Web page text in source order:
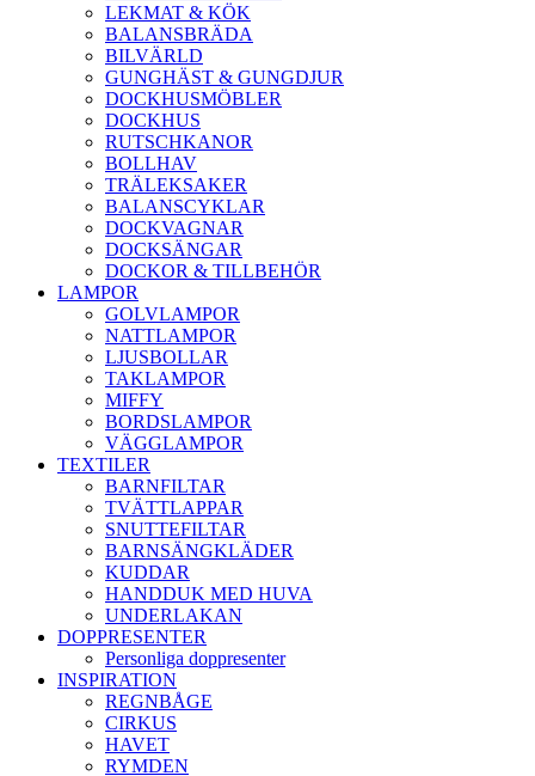
LEKMAT & KÖK
BALANSBRÄDA
BILVÄRLD
GUNGHÄST & GUNGDJUR
DOCKHUSMÖBLER
DOCKHUS
RUTSCHKANOR
BOLLHAV
TRÄLEKSAKER
BALANSCYKLAR
DOCKVAGNAR
DOCKSÄNGAR
DOCKOR & TILLBEHÖR
LAMPOR
GOLVLAMPOR
NATTLAMPOR
LJUSBOLLAR
TAKLAMPOR
MIFFY
BORDSLAMPOR
VÄGGLAMPOR
TEXTILER
BARNFILTAR
TVÄTTLAPPAR
SNUTTEFILTAR
BARNSÄNGKLÄDER
KUDDAR
HANDDUK MED HUVA
UNDERLAKAN
DOPPRESENTER
Personliga doppresenter
INSPIRATION
REGNBÅGE
CIRKUS
HAVET
RYMDEN